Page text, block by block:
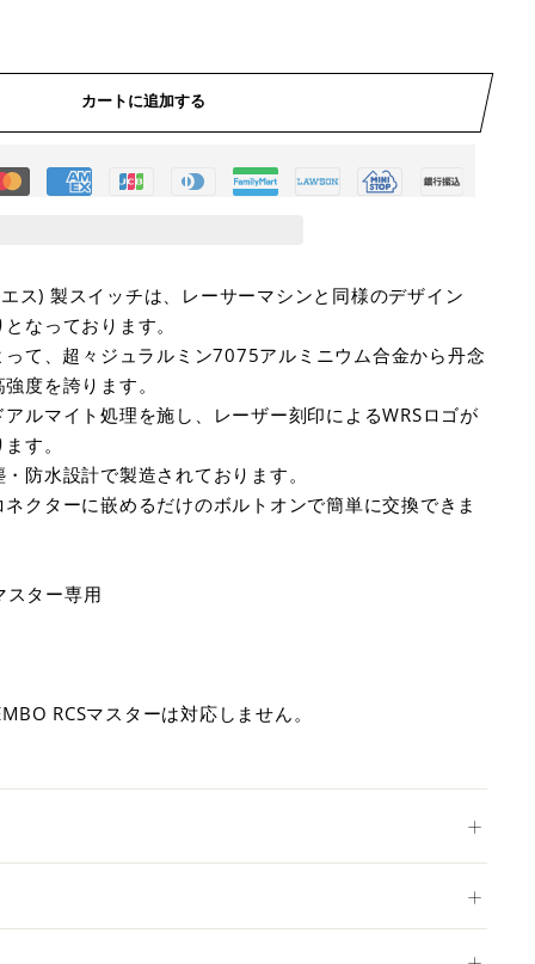
カートに追加する
ス) 製スイッチは、レーサーマシンと同様のデザイン
なっております。
って、超々ジュラルミン7075アルミニウム合金から丹念
度を誇ります。
ルマイト処理を施し、レーザー刻印によるWRSロゴが
す。
防水設計で製造されております。
クターに嵌めるだけのボルトオンで簡単に交換できま
スター専用
RCSマスターは対応しません。